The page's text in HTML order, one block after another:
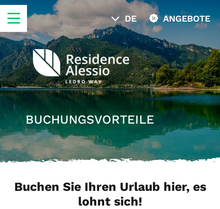
DE ANGEBOTE
BUCHUNGSVORTEILE
Buchen Sie Ihren Urlaub hier, es
lohnt sich!